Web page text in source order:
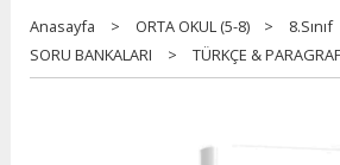
Anasayfa > ORTA OKUL (5-8) > 8.Sınıf
SORU BANKALARI
> TÜRKÇE & PARAGRAF